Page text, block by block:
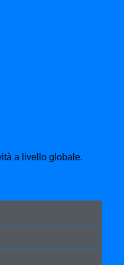
a livello globale.